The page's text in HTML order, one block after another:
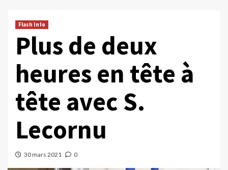
Flash Info
Plus de deux
heures en tête à
tête avec S.
Lecornu
30 mars 2021 0